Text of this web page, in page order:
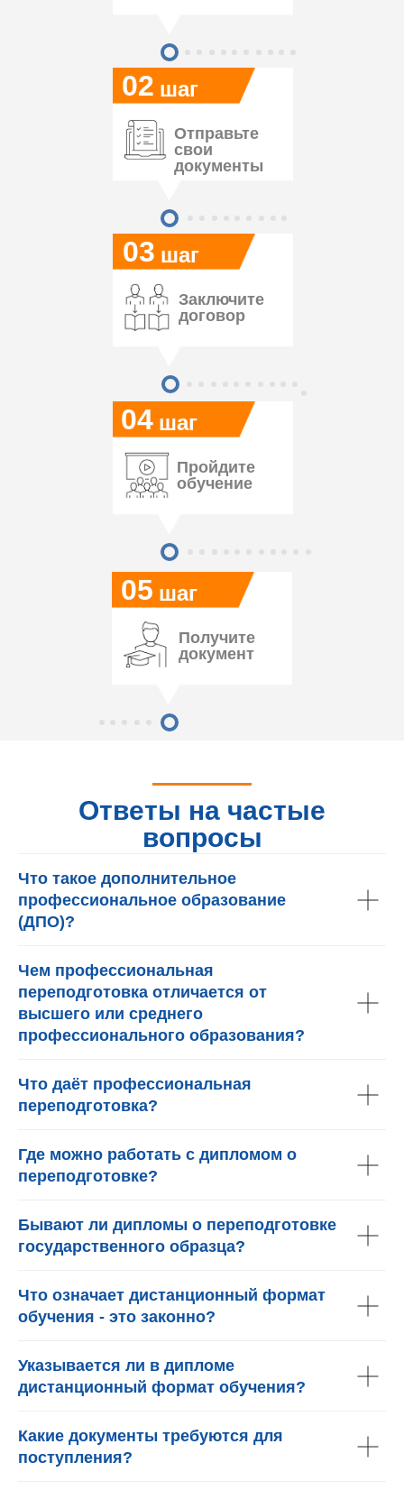
05
04
03
02 шаг
шаг
шаг
шаг
Отправьте
свои
документы
Заключите
договор
Пройдите
обучение
Получите
документ
Ответы на частые
вопросы
Что такое дополнительное
профессиональное образование
(ДПО)?
Чем профессиональная
переподготовка отличается от
высшего или среднего
профессионального образования?
Что даёт профессиональная
переподготовка?
Где можно работать с дипломом о
переподготовке?
Бывают ли дипломы о переподготовке
государственного образца?
Что означает дистанционный формат
обучения - это законно?
Указывается ли в дипломе
дистанционный формат обучения?
Какие документы требуются для
поступления?